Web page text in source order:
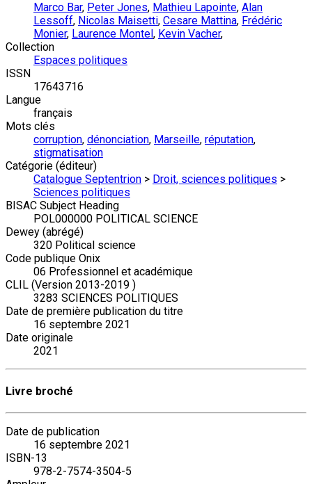
Marco Bar, Peter Jones, Mathieu Lapointe, Alan
Lessoff, Nicolas Maisetti, Cesare Mattina, Frédéric
Monier, Laurence Montel, Kevin Vacher,
Collection
Espaces politiques
ISSN
17643716
Langue
français
Mots clés
corruption, dénonciation, Marseille, réputation,
stigmatisation
Catégorie (éditeur)
Catalogue Septentrion > Droit, sciences politiques >
Sciences politiques
BISAC Subject Heading
POL000000 POLITICAL SCIENCE
Dewey (abrégé)
320 Political science
Code publique Onix
06 Professionnel et académique
CLIL (Version 2013-2019 )
3283 SCIENCES POLITIQUES
Date de première publication du titre
16 septembre 2021
Date originale
2021
Livre broché
Date de publication
16 septembre 2021
ISBN-13
978-2-7574-3504-5